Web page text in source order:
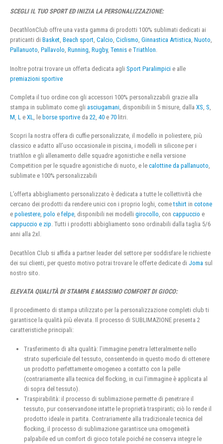
SCEGLI IL TUO SPORT ED INIZIA LA PERSONALIZZAZIONE:
DecathlonClub offre una vasta gamma di prodotti 100% sublimati dedicati ai
praticanti di Basket, Beach sport, Calcio, Ciclismo, Ginnastica Artistica, Nuoto,
Pallanuoto, Pallavolo, Running, Rugby, Tennis e Triathlon.
Inoltre potrai trovare un offerta dedicata agli Sport Paralimpici e alle
premiazioni sportive
Completa il tuo ordine con gli accessori 100% personalizzabili grazie alla
stampa in sublimato come gli asciugamani , disponibili in 5 misure, dalla XS S
M L e XL , le borse sportive da 22 40 e 70 litri.
Scopri la nostra offera di cuffie personalizzate, il modello in poliestere, più
classico e adatto all’uso occasionale in piscina, i modelli in silicone per i
triathlon e gli allenamento delle squadre agonistiche e nella versione
Competition per le squadre agonistiche di nuoto, e le calottine da pallanuoto,
sublimate e 100% personalizzabili
L’offerta abbigliamento personalizzato è dedicata a tutte le collettività che
cercano dei prodotti da rendere unici con i proprio loghi, cometshirt in cotone
e poliestere, polo e felpe, disponibili nei modelli girocollo, con cappuccio e
cappuccio e zip. Tutti i prodotti abbigliamento sono ordinabili dalla taglia 5/6
anni alla 2xl.
Decathlon Club si affida a partner leader del settore per soddisfare le richieste
dei sui clienti, per questo motivo potrai trovare le offerte dedicate di Joma sul
nostro sito.
ELEVATA QUALITÀ DI STAMPA E MASSIMO COMFORT DI GIOCO:
Il procedimento di stampa utilizzato per la personalizzazione completi club ti
garantisce la qualità più elevata. Il processo di SUBLIMAZIONE presenta 2
caratteristiche principali:
Trasferimento di alta qualità: l’immagine penetra letteralmente nello
strato superficiale del tessuto, consentendo in questo modo di ottenere
un prodotto perfettamente omogeneo a contatto con la pelle
(contrariamente alla tecnica del flocking, in cui l’immagine è applicata al
di sopra del tessuto).
Traspirabilità: il processo di sublimazione permette di penetrare il
tessuto, pur conservandone intatte le proprietà traspiranti; ciò lo rende il
prodotto ideale in partita. Contrariamente alla tradizionale tecnica del
flocking, il processo di sublimazione garantisce una omogeneità
palpabile ed un comfort di gioco totale poiché ne conserva integre le